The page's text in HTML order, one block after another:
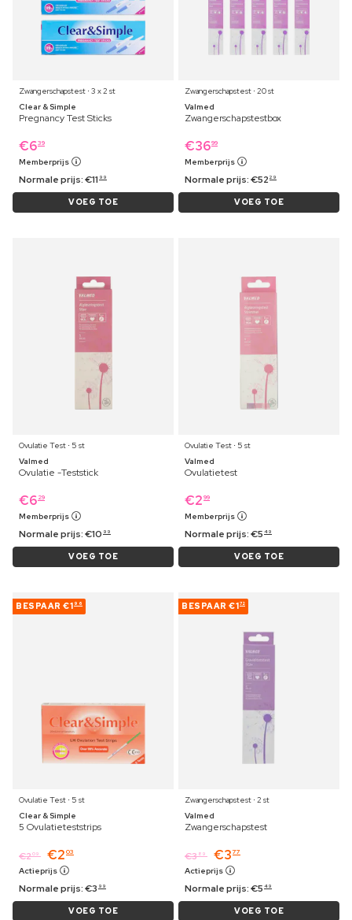
Zwangerschapstest ⋅ 3 x 2 st
Clear & Simple
Pregnancy Test Sticks
€639
Memberprijs
Normale prijs:€11 99
VOEG TOE
Zwangerschapstest ⋅ 20 st
Valmed
Zwangerschapstestbox
€3699
Memberprijs
Normale prijs:€52 29
VOEG TOE
Ovulatie Test ⋅ 5 st
Valmed
Ovulatie -Teststick
€6 29
Memberprijs
Normale prijs:€10 99
VOEG TOE
Ovulatie Test ⋅ 5 st
Valmed
Ovulatietest
€2 99
Memberprijs
Normale prijs:€5 49
VOEG TOE
BESPAAR €1 96
Ovulatie Test ⋅ 5 st
Clear & Simple
5 Ovulatieteststrips
€209 €2 03
Actieprijs
Normale prijs:€3 99
VOEG TOE
BESPAAR €172
Zwangerschapstest ⋅ 2 st
Valmed
Zwangerschapstest
€3 89 €3 77
Actieprijs
Normale prijs:€5 49
VOEG TOE